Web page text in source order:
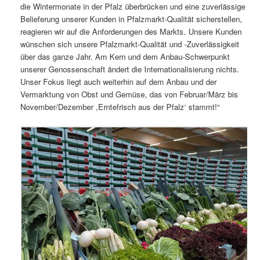
die Wintermonate in der Pfalz überbrücken und eine zuverlässige
Belieferung unserer Kunden in Pfalzmarkt-Qualität sicherstellen,
reagieren wir auf die Anforderungen des Markts. Unsere Kunden
wünschen sich unsere Pfalzmarkt-Qualität und -Zuverlässigkeit
über das ganze Jahr. Am Kern und dem Anbau-Schwerpunkt
unserer Genossenschaft ändert die Internationalisierung nichts.
Unser Fokus liegt auch weiterhin auf dem Anbau und der
Vermarktung von Obst und Gemüse, das von Februar/März bis
November/Dezember ,Erntefrisch aus der Pfalz‘ stammt!“